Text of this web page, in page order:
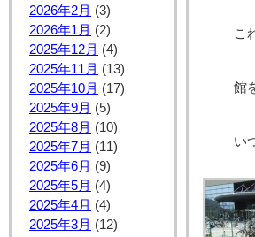
2026年2月 (3)
2026年1月 (2)
2025年12月 (4)
2025年11月 (13)
2025年10月 (17)
2025年9月 (5)
2025年8月 (10)
2025年7月 (11)
2025年6月 (9)
2025年5月 (4)
2025年4月 (4)
2025年3月 (12)
こ
館
い